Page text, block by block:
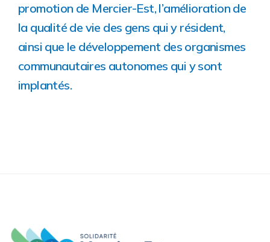
promotion de Mercier-Est, l’amélioration de
la qualité de vie des gens qui y résident,
ainsi que le développement des organismes
communautaires autonomes qui y sont
implantés.